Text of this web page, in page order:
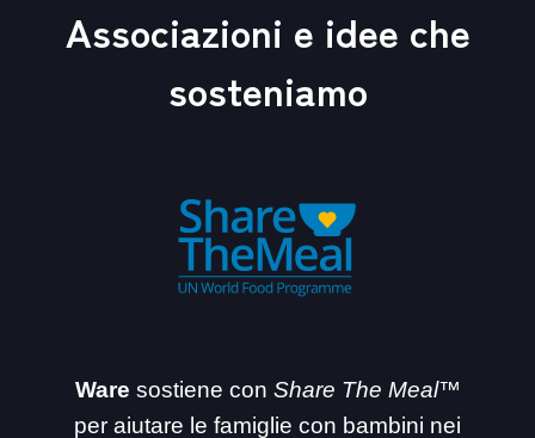
Associazioni e idee che
sosteniamo
Ware sostiene con Share The Meal™
per aiutare le famiglie con bambini nei